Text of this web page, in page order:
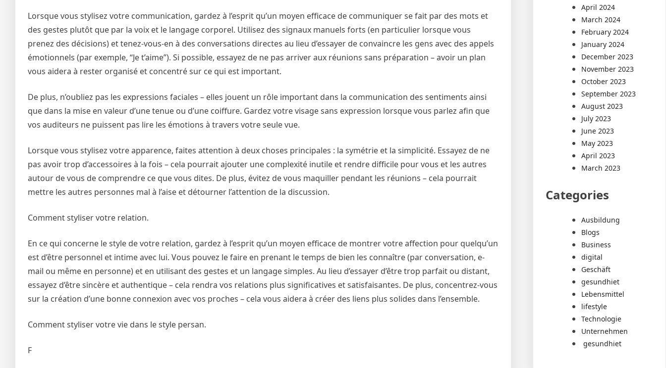
Lorsque vous stylisez votre communication, gardez à l’esprit qu’un moyen efficace de communiquer se fait par des mots et
des gestes plutôt que par la voix et le langage corporel. Utilisez des signaux manuels forts (en particulier lorsque vous
prenez des décisions) et tenez-vous-en à des conversations directes au lieu d’essayer de convaincre les gens avec des appels
émotionnels (par exemple, “Je t’aime”). Si possible, essayez de ne pas arriver aux réunions sans préparation – avoir un plan
vous aidera à rester organisé et concentré sur ce qui est important.
De plus, n’oubliez pas les expressions faciales – elles jouent un rôle important dans la communication des sentiments ainsi
que dans la mise en valeur d’une tenue ou d’une coiffure. Gardez votre visage sans expression lorsque vous parlez afin que
vos auditeurs ne puissent pas lire les émotions à travers votre seule vue.
Lorsque vous stylisez votre apparence, faites attention à deux choses principales : la symétrie et la simplicité. Essayez de ne
pas avoir trop d’accessoires à la fois – cela pourrait ajouter une complexité inutile et rendre difficile pour vous et les autres
autour de vous de comprendre ce que vous dites. De plus, évitez de vous maquiller pendant les réunions – cela pourrait
mettre les autres personnes mal à l’aise et détourner l’attention de la discussion.
Comment styliser votre relation.
En ce qui concerne le style de votre relation, gardez à l’esprit qu’un moyen efficace de montrer votre affection pour quelqu’un
est d’être personnel et intime avec lui. Vous pouvez le faire en prenant le temps de bien les connaître (par conversation, e-
mail ou même en personne) et en utilisant des gestes et un langage simples. Au lieu d’essayer d’être trop parfait ou distant,
essayez d’être sincère et authentique – cela rendra vos relations plus significatives et satisfaisantes. De plus, concentrez-vous
sur la création d’une bonne connexion avec vos proches – cela vous aidera à créer des liens plus solides dans l’ensemble.
Comment styliser votre vie dans le style persan.
F
April 2024
March 2024
February 2024
January 2024
December 2023
November 2023
October 2023
September 2023
August 2023
July 2023
June 2023
May 2023
April 2023
March 2023
Categories
Ausbildung
Blogs
Business
digital
Geschäft
gesundhiet
Lebensmittel
lifestyle
Technologie
Unternehmen
gesundhiet